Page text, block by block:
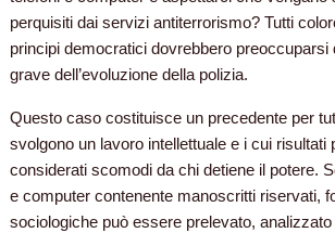
perquisiti dai servizi antiterrorismo? Tutti
principi democratici dovrebbero preoccuparsi
grave dell’evoluzione della polizia.
Questo caso costituisce un precedente per
svolgono un lavoro intellettuale e i cui risultati
considerati scomodi da chi detiene il potere.
e computer contenente manoscritti riservati,
sociologiche può essere prelevato,